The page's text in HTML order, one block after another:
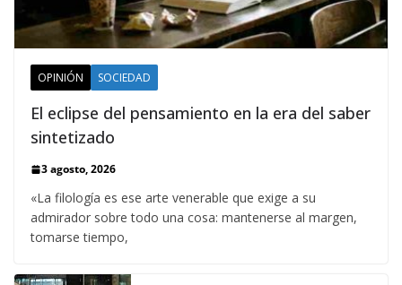
OPINIÓN SOCIEDAD
El eclipse del pensamiento en la era del saber
sintetizado
3 agosto, 2026
«La filología es ese arte venerable que exige a su
admirador sobre todo una cosa: mantenerse al margen,
tomarse tiempo,